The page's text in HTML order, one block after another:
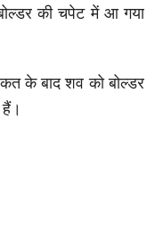
की चपेट में आ गया
के बाद शव को बोल्डर